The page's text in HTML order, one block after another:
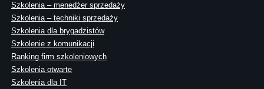
Szkolenia – menedżer sprzedaży
Szkolenia – techniki sprzedaży
Szkolenia dla brygadzistów
Szkolenie z komunikacji
Ranking firm szkoleniowych
Szkolenia otwarte
Szkolenia dla IT